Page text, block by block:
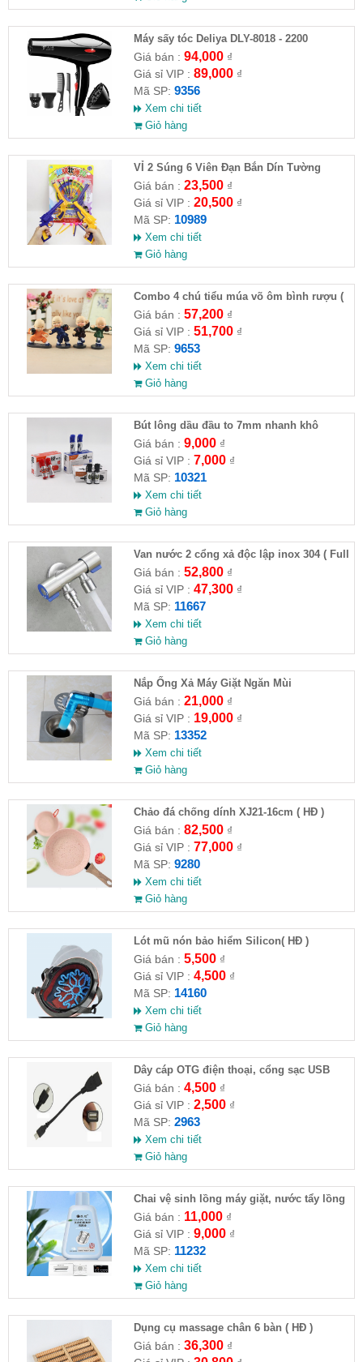
Máy sấy tóc Deliya DLY-8018 - 2200
Giá bán : 94,000₫
Giá sỉ VIP : 89,000₫
Mã SP: 9356
Xem chi tiết
Giỏ hàng
VỈ 2 Súng 6 Viên Đạn Bắn Dín Tường
Giá bán : 23,500₫
Giá sỉ VIP : 20,500₫
Mã SP: 10989
Xem chi tiết
Giỏ hàng
Combo 4 chú tiểu múa võ ôm bình rượu (
HĐ )
Giá bán : 57,200₫
Giá sỉ VIP : 51,700₫
Mã SP: 9653
Xem chi tiết
Giỏ hàng
Bút lông dầu đầu to 7mm nhanh khô
Giá bán : 9,000₫
Giá sỉ VIP : 7,000₫
Mã SP: 10321
Xem chi tiết
Giỏ hàng
Van nước 2 cổng xả độc lập inox 304 ( Full
VAT )
Giá bán : 52,800₫
Giá sỉ VIP : 47,300₫
Mã SP: 11667
Xem chi tiết
Giỏ hàng
Nắp Ống Xả Máy Giặt Ngăn Mùi
Giá bán : 21,000₫
Giá sỉ VIP : 19,000₫
Mã SP: 13352
Xem chi tiết
Giỏ hàng
Chảo đá chống dính XJ21-16cm ( HĐ )
Giá bán : 82,500₫
Giá sỉ VIP : 77,000₫
Mã SP: 9280
Xem chi tiết
Giỏ hàng
Lót mũ nón bảo hiểm Silicon( HĐ )
Giá bán : 5,500₫
Giá sỉ VIP : 4,500₫
Mã SP: 14160
Xem chi tiết
Giỏ hàng
Dây cáp OTG điện thoại, cổng sạc USB
Giá bán : 4,500₫
Giá sỉ VIP : 2,500₫
Mã SP: 2963
Xem chi tiết
Giỏ hàng
Chai vệ sinh lồng máy giặt, nước tẩy lồng
máy giặt CLEANING FLUID
Giá bán : 11,000₫
Giá sỉ VIP : 9,000₫
Mã SP: 11232
Xem chi tiết
Giỏ hàng
Dụng cụ massage chân 6 bàn ( HĐ )
Giá bán : 36,300₫